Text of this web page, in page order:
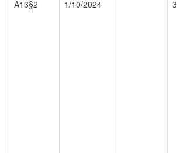
A13§2
1/10/2024